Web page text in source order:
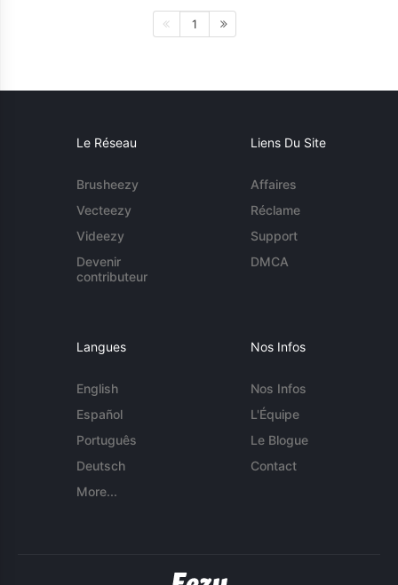
1
Le Réseau
Brusheezy
Vecteezy
Videezy
Devenir
contributeur
Liens Du Site
Affaires
Réclame
Support
DMCA
Langues
English
Español
Português
Deutsch
More...
Nos Infos
Nos Infos
L'Équipe
Le Blogue
Contact